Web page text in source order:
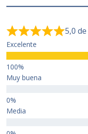
5,0
Excelente
Muy buena
Media